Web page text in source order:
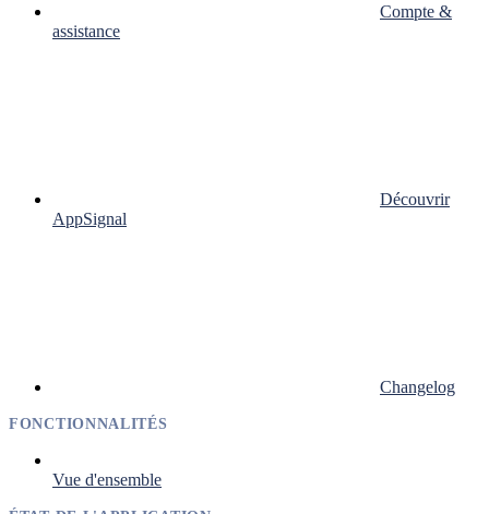
Compte &
assistance
Découvrir
AppSignal
Changelog
FONCTIONNALITÉS
Vue d'ensemble